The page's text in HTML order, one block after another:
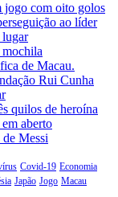
jogo com oito golos
ao líder
lugar
de Macau.
Rui Cunha
quilos de heroína
aberto
Messi
Covid-19 Economia
Japão Jogo Macau